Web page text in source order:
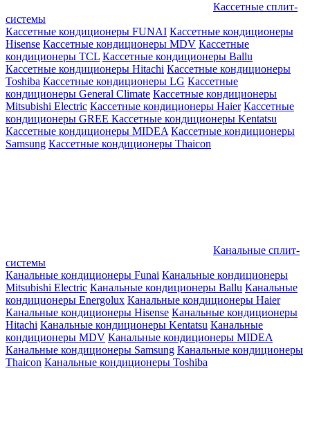
Кассетные сплит-
системы
Кассетные кондиционеры FUNAI Кассетные кондиционеры
Hisense Кассетные кондиционеры MDV Кассетные
кондиционеры TCL Кассетные кондиционеры Ballu
Кассетные кондиционеры Hitachi Кассетные кондиционеры
Toshiba Кассетные кондиционеры LG Кассетные
кондиционеры General Climate Кассетные кондиционеры
Mitsubishi Electric Кассетные кондиционеры Haier Кассетные
кондиционеры GREE Кассетные кондиционеры Kentatsu
Кассетные кондиционеры MIDEA Кассетные кондиционеры
Samsung Кассетные кондиционеры Thaicon
Канальные сплит-
системы
Канальные кондиционеры Funai Канальные кондиционеры
Mitsubishi Electric Канальные кондиционеры Ballu Канальные
кондиционеры Energolux Канальные кондиционеры Haier
Канальные кондиционеры Hisense Канальные кондиционеры
Hitachi Канальные кондиционеры Kentatsu Канальные
кондиционеры MDV Канальные кондиционеры MIDEA
Канальные кондиционеры Samsung Канальные кондиционеры
Thaicon Канальные кондиционеры Toshiba